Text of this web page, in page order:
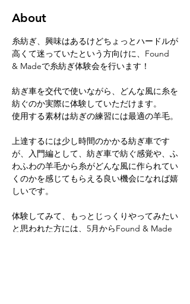
About
糸紡ぎ、興味はあるけどちょっとハードルが
高くて迷っていたという方向けに、Found
& Madeで糸紡ぎ体験会を行います！
紡ぎ車を交代で使いながら、どんな風に糸を
紡ぐのか実際に体験していただけます。
使用する素材は紡ぎの練習には最適の羊毛。
上達するには少し時間のかかる紡ぎ車です
が、入門編として、紡ぎ車で紡ぐ感覚や、ふ
わふわの羊毛から糸がどんな風に作られてい
くのかを感じてもらえる良い機会になれば嬉
しいです。
体験してみて、もっとじっくりやってみたい
と思われた方には、5月からFound & Made